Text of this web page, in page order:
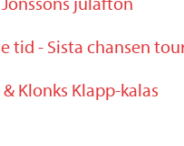
tid - Sista chansen
Klonks Klapp-kalas